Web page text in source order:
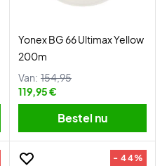
Yonex BG 66 Ultimax Yellow
200m
Van: 154,95
119,95 €
Bestel nu
- 44%